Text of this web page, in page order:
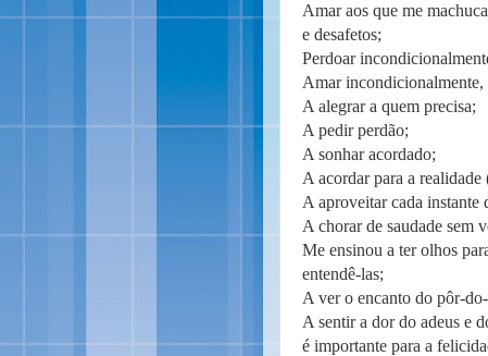
Amar aos que me
e desafetos;
Perdoar
Amar incondicionalmente,
A alegrar a quem precisa;
A pedir perdão;
A sonhar acordado;
A acordar para a realidade
A aproveitar cada instante
A chorar de saudade sem
Me ensinou a ter olhos
entendê-las;
A ver o encanto do pôr-
A sentir a dor do adeus e
é importante para a